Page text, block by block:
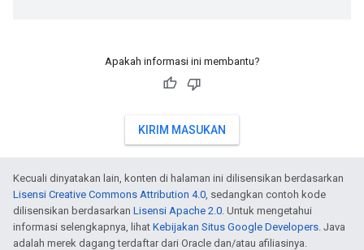
Apakah informasi ini membantu?
KIRIM MASUKAN
Kecuali dinyatakan lain, konten di halaman ini dilisensikan berdasarkan
Lisensi Creative Commons Attribution 4.0, sedangkan contoh kode
dilisensikan berdasarkan Lisensi Apache 2.0. Untuk mengetahui
informasi selengkapnya, lihat Kebijakan Situs Google Developers. Java
adalah merek dagang terdaftar dari Oracle dan/atau afiliasinya.